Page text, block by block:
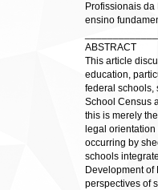
Profissionais
ensino
ABSTRACT
This article
education,
federal schools,
School Census
this is merely
legal
occurring by
schools
Development of
perspectives of